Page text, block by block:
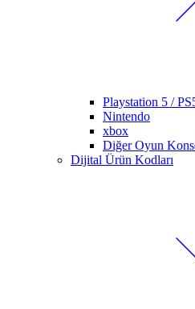
Playstation 5 /
Nintendo
xbox
Diğer Oyun
Dijital Ürün Kodları